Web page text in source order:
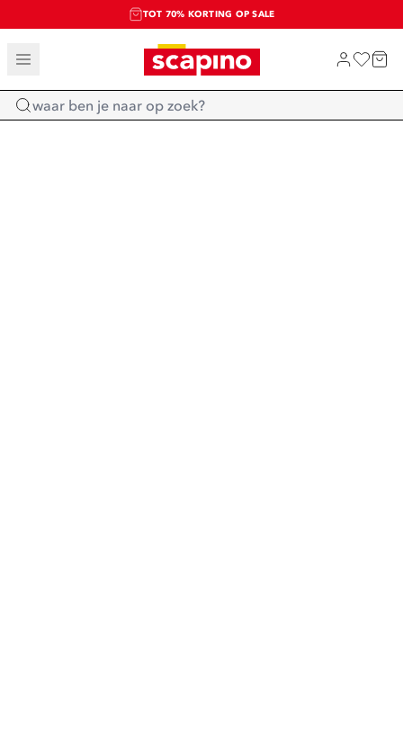
TOT 70% KORTING OP SALE
SALE: LAATSTE KANS!
SHOP NIEUW
Home